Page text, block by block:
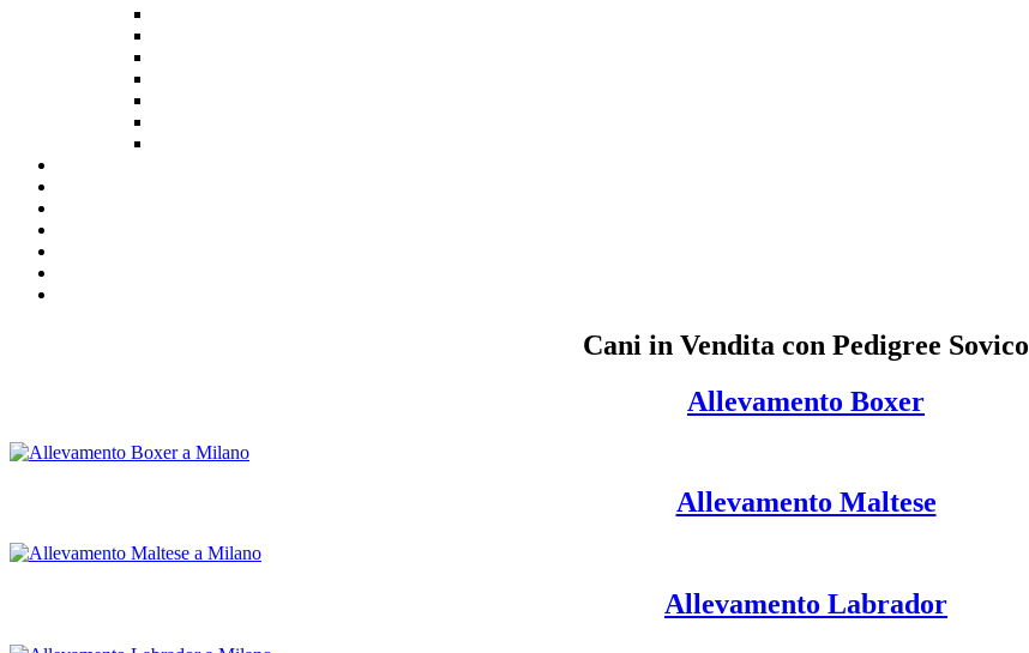
Cani in Vendita con Pedigree Sovico
Allevamento Boxer
Allevamento Maltese
Allevamento Labrador